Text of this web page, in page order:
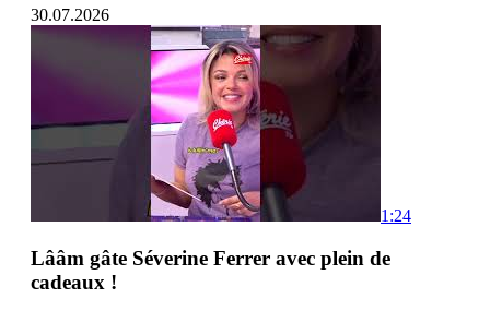
30.07.2026
1:24
Lââm gâte Séverine Ferrer avec plein de
cadeaux !